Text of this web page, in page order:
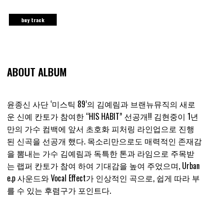
buy track
ABOUT ALBUM
윤종신 사단 ‘미스틱 89’의 김예림과 브랜뉴뮤직의 새로
운 신예 칸토가 참여한 “HIS HABIT” 선공개!! 김현중이 1년
만의 가수 컴백에 앞서 초호화 피처링 라인업으로 진행
된 신곡을 선공개 했다. 목소리만으로도 매력적인 존재감
을 뽐내는 가수 김예림과 독특한 톤과 라임으로 주목받
는 랩퍼 칸토가 참여 하여 기대감을 높여 주었으며, Urban
e.p 사운드와 Vocal Effect가 인상적인 곡으로, 쉽게 따라 부
를 수 있는 후렴구가 포인트다.